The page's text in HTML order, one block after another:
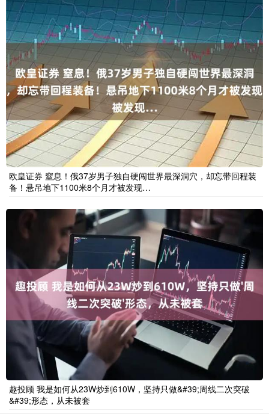
欧皇证券 窒息！俄37岁男子独自硬闯世界最深洞穴，却忘带回程装
备！悬吊地下1100米8个月才被发现…
趣投顾 我是如何从23W炒到610W，坚持只做&#39;周线二次突破
&#39;形态，从未被套